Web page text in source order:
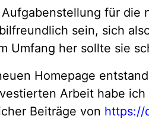
für
sein, sich
Umfang her sollte sie
Homepage
Arbeit habe
Beiträge von https://